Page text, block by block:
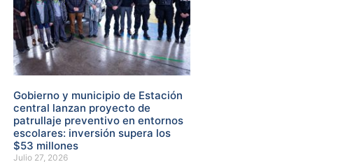
Gobierno y municipio de Estación
central lanzan proyecto de
patrullaje preventivo en entornos
escolares: inversión supera los
$53 millones
Julio 27, 2026